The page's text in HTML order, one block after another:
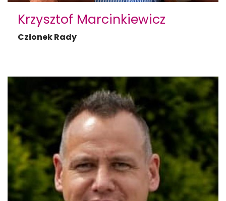
Krzysztof Marcinkiewicz
Członek Rady